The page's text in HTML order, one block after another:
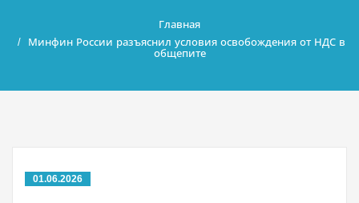
Главная
Минфин России разъяснил условия освобождения от НДС в
общепите
01.06.2026